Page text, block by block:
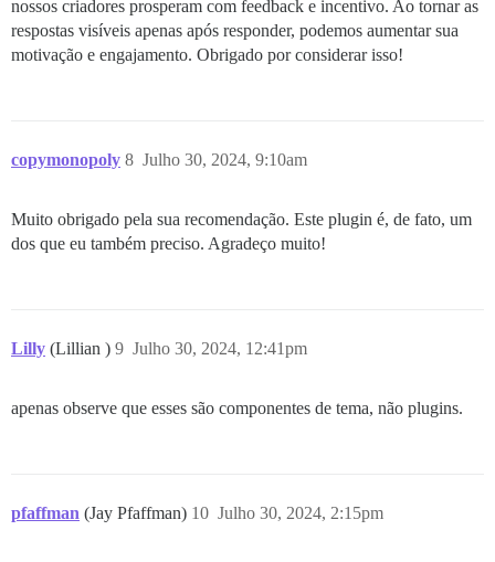
nossos criadores prosperam com feedback e incentivo. Ao tornar as
respostas visíveis apenas após responder, podemos aumentar sua
motivação e engajamento. Obrigado por considerar isso!
copymonopoly Julho 30, 2024, 9:10am
8
Muito obrigado pela sua recomendação. Este plugin é, de fato, um
dos que eu também preciso. Agradeço muito!
Lilly (Lillian ) Julho 30, 2024, 12:41pm
9
apenas observe que esses são componentes de tema, não plugins.
pfaffman (Jay Pfaffman) Julho 30, 2024, 2:15pm
10